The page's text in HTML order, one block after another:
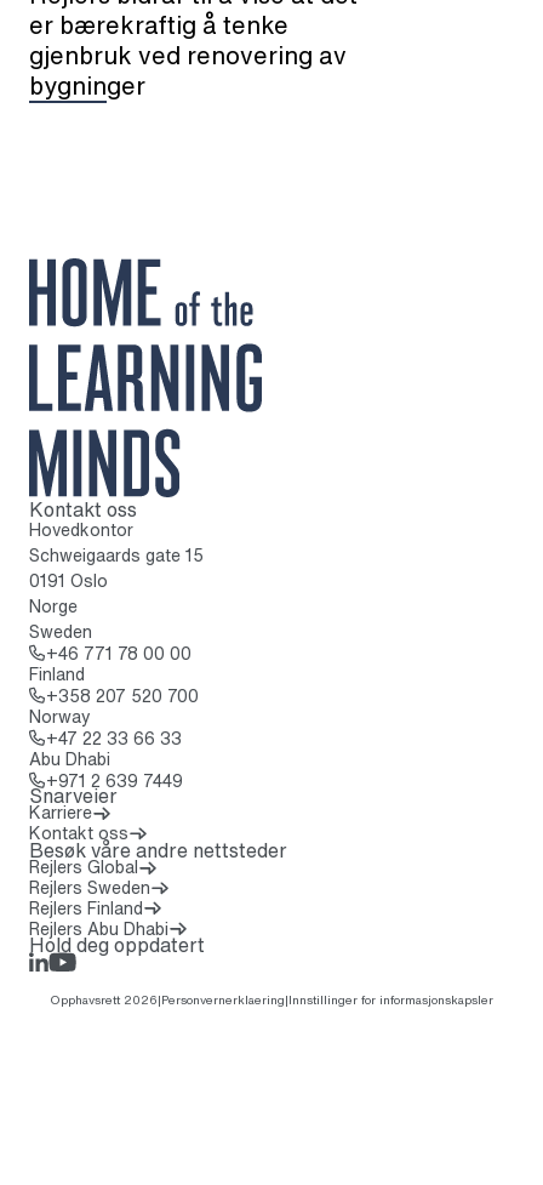
er bærekraftig å tenke
gjenbruk ved renovering av
bygninger
Til startsiden
Kontakt oss
Hovedkontor
Schweigaards gate 15
0191 Oslo
Norge
Sweden
+46 771 78 00 00
Finland
+358 207 520 700
Norway
+47 22 33 66 33
Abu Dhabi
+971 2 639 7449
Snarveier
Karriere
Kontakt oss
Besøk våre andre nettsteder
Rejlers Global(Åpnes i en ny fane)
Rejlers Sweden
Rejlers Finland
Rejlers Abu Dhabi
Hold deg oppdatert
LinkedIn
Rejlers Play
Opphavsrett 2026|Personvernerklaering|Innstillinger for informasjonskapsler